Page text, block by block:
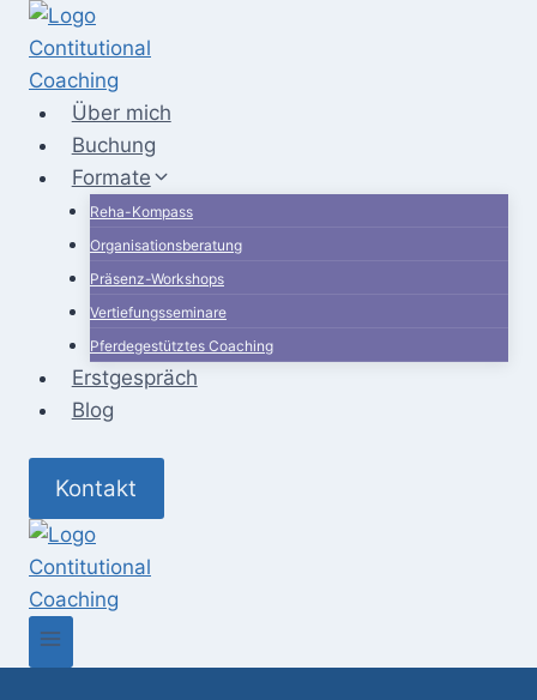
Zum
Inhalt
springen
Über mich
Buchung
Formate
Reha-Kompass
Organisationsberatung
Präsenz-Workshops
Vertiefungsseminare
Pferdegestütztes Coaching
Erstgespräch
Blog
Kontakt